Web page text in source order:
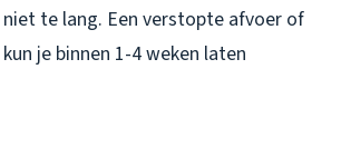
te lang. Een verstopte afvoer of
je binnen 1-4 weken laten